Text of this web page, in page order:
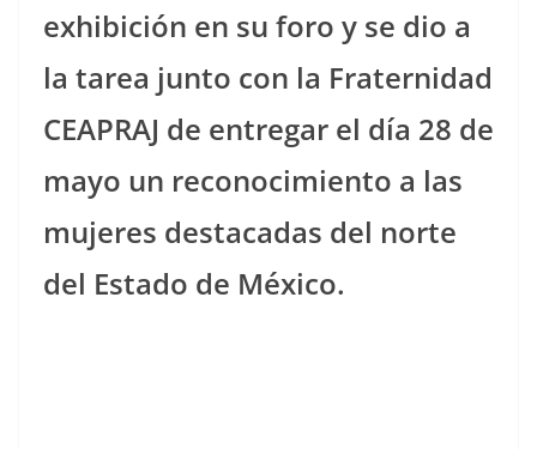
exhibición en su foro y se dio a
la tarea junto con la Fraternidad
CEAPRAJ de entregar el día 28 de
mayo un reconocimiento a las
mujeres destacadas del norte
del Estado de México.